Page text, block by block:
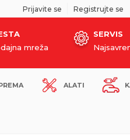
SIGURNO PLAĆANJE PLATNIM
Prijavite se Registrujte se
mreža
SERVIS
ALATI